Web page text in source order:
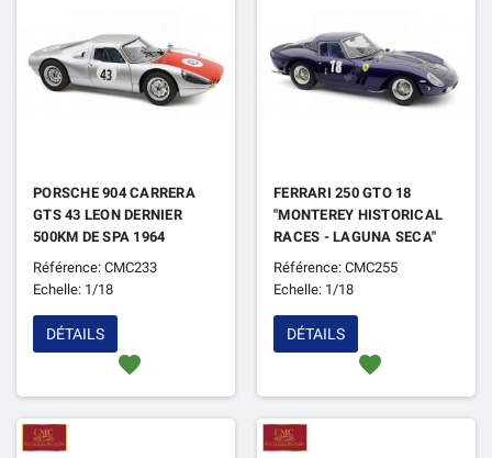
PORSCHE 904 CARRERA
GTS 43 LEON DERNIER
500KM DE SPA 1964
(EPUISE)
Référence: CMC233
Echelle: 1/18
favorite
DÉTAILS
FERRARI 250 GTO 18
"MONTEREY HISTORICAL
RACES - LAGUNA SECA"
2004 LHD CHASSIS 4219
(EPUISE)
Référence: CMC255
Echelle: 1/18
favorite
DÉTAILS